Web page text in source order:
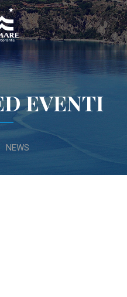
EVENTI
NEWS